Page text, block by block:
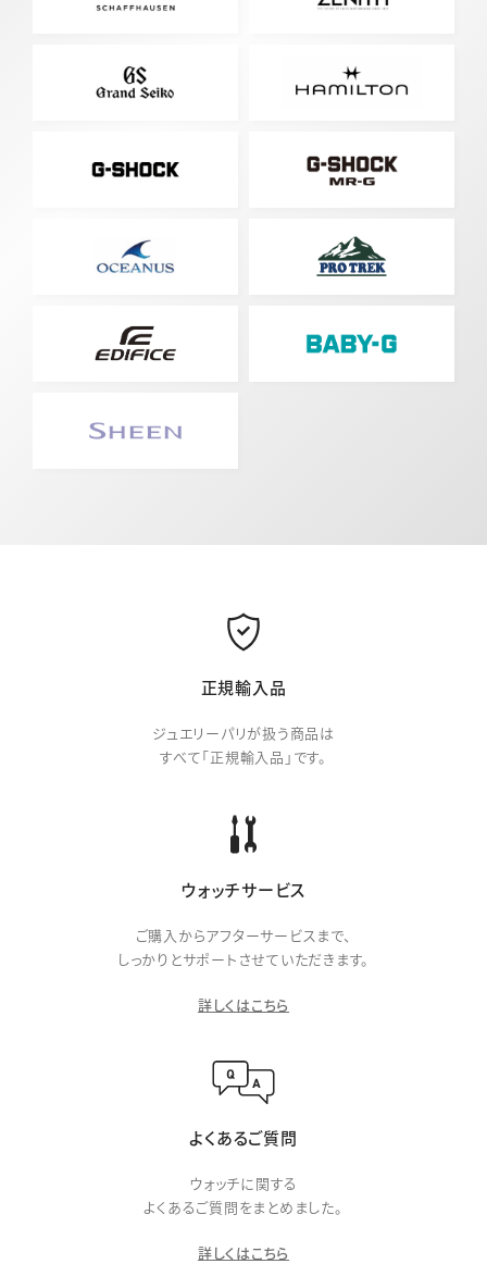
正規輸入品
ジュエリーパリが扱う商品は
すべて「正規輸入品」です。
ウォッチサービス
ご購入からアフターサービスまで、
しっかりとサポートさせていただきます。
詳しくはこちら
よくあるご質問
ウォッチに関する
よくあるご質問をまとめました。
詳しくはこちら